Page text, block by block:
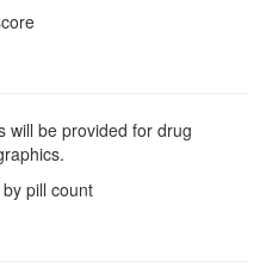
will be provided for drug
pill count